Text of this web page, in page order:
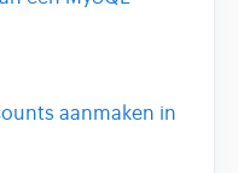
aanmaken in